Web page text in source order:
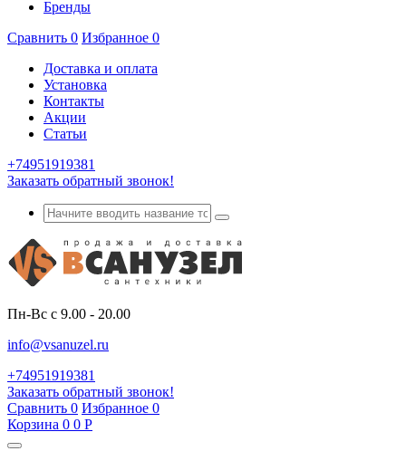
Бренды
Сравнить 0 Избранное 0
Доставка и оплата
Установка
Контакты
Акции
Статьи
+74951919381
Заказать обратный звонок!
Пн-Вс с 9.00 - 20.00
info@vsanuzel.ru
+74951919381
Заказать обратный звонок!
Сравнить 0 Избранное 0
Корзина 0 0 Р